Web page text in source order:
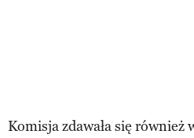
Komisja zdawała się również